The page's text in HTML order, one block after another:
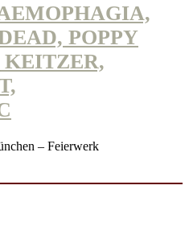
POPPY
KEITZER,
– Feierwerk